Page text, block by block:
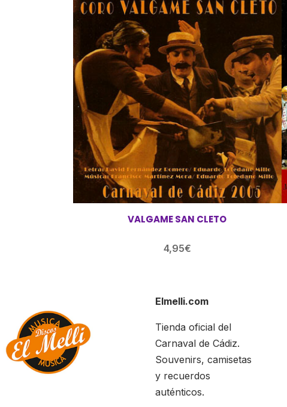
VALGAME SAN CLETO
4,95€
Elmelli.com
Tienda oficial del
Carnaval de Cádiz.
Souvenirs, camisetas
y recuerdos
auténticos.